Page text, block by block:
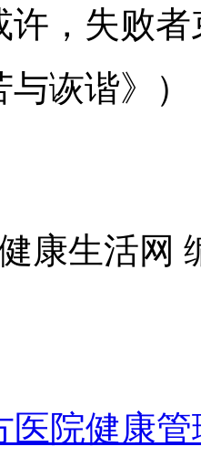
许，失败
与诙谐》）
康生活网
医院健康